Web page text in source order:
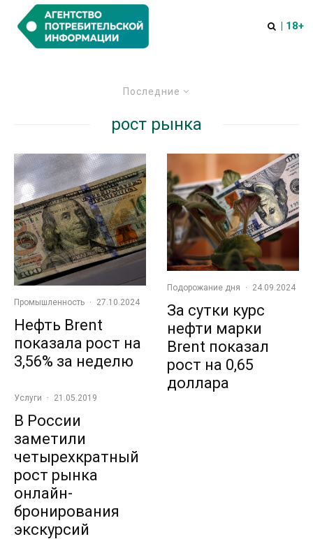
| 18+
Последние
рост рынка
Промышленность · 27.10.2024
Нефть Brent
показала рост на
3,56% за неделю
Услуги · 21.05.2019
В России
заметили
четырехкратный
рост рынка
онлайн-
бронирования
экскурсий
Подорожание дня · 24.09.2024
За сутки курс
нефти марки
Brent показал
рост на 0,65
доллара